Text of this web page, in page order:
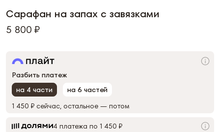
Сарафан на запах с завязками
5 800 ₽
Разбить платеж
на 4 части
на 6 частей
1 450 ₽ сейчас, остальное — потом
4 платежа по 1 450 ₽